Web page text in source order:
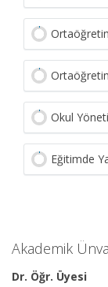
Okul
Eğitimde
Akademik
Dr. Öğr. Üyesi